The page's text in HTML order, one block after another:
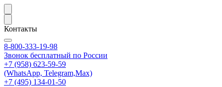
Контакты
8-800-333-19-98
Звонок бесплатный по России
+7 (958) 623-59-59
(WhatsApp, Telegram,Max)
+7 (495) 134-01-50